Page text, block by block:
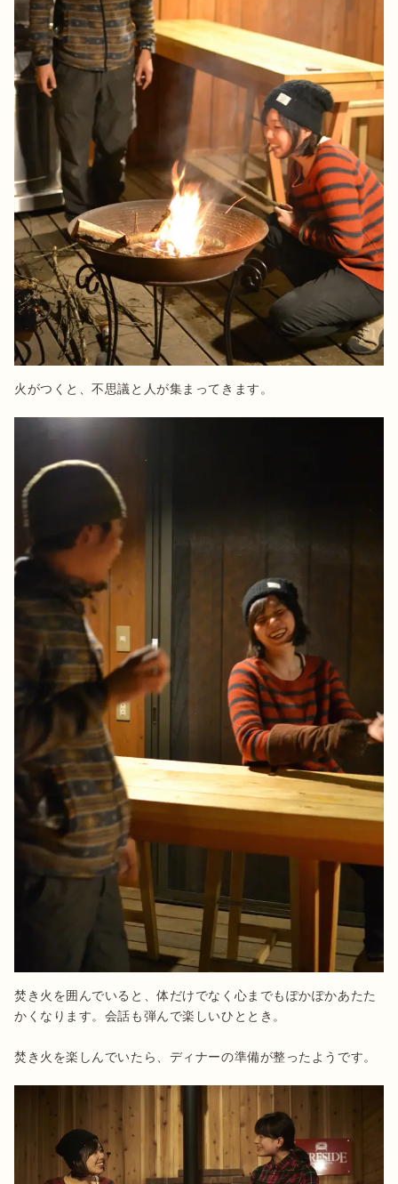
火がつくと、不思議と人が集まってきます。
焚き火を囲んでいると、体だけでなく心までもぽかぽかあたた
かくなります。会話も弾んで楽しいひととき。
焚き火を楽しんでいたら、ディナーの準備が整ったようです。